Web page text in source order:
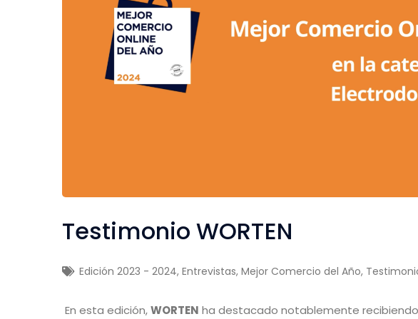
Testimonio WORTEN
Edición 2023 - 2024, Entrevistas, Mejor Comercio del Año,
En esta edición,WORTEN ha destacado notablemente